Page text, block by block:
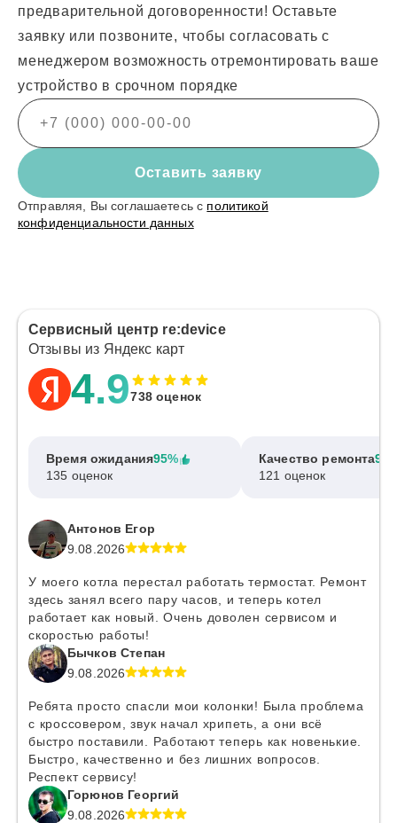
предварительной договоренности! Оставьте
заявку или позвоните, чтобы согласовать с
менеджером возможность отремонтировать ваше
устройство в срочном порядке
Оставить заявку
Отправляя, Вы соглашаетесь с политикой
конфиденциальности данных
Сервисный центр re:device
Отзывы из Яндекс карт
4.9738 оценок
Время ожидания95%
135 оценок
Качество ремонта
121 оценок
Антонов Егор
9.08.2026
У моего котла перестал работать термостат. Ремонт
здесь занял всего пару часов, и теперь котел
работает как новый. Очень доволен сервисом и
скоростью работы!
Бычков Степан
9.08.2026
Ребята просто спасли мои колонки! Была проблема
с кроссовером, звук начал хрипеть, а они всё
быстро поставили. Работают теперь как новенькие.
Быстро, качественно и без лишних вопросов.
Респект сервису!
Горюнов Георгий
9.08.2026